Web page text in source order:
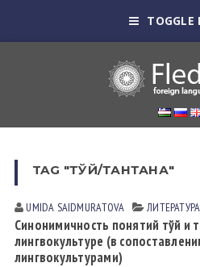
TOGGLE
TAG "ТЎЙ/ТАНТАНА"
UMIDA SАIDMURАTOVА
Синонимичность понятий тўй и
лингвокультуре (в
лингвокультурами)